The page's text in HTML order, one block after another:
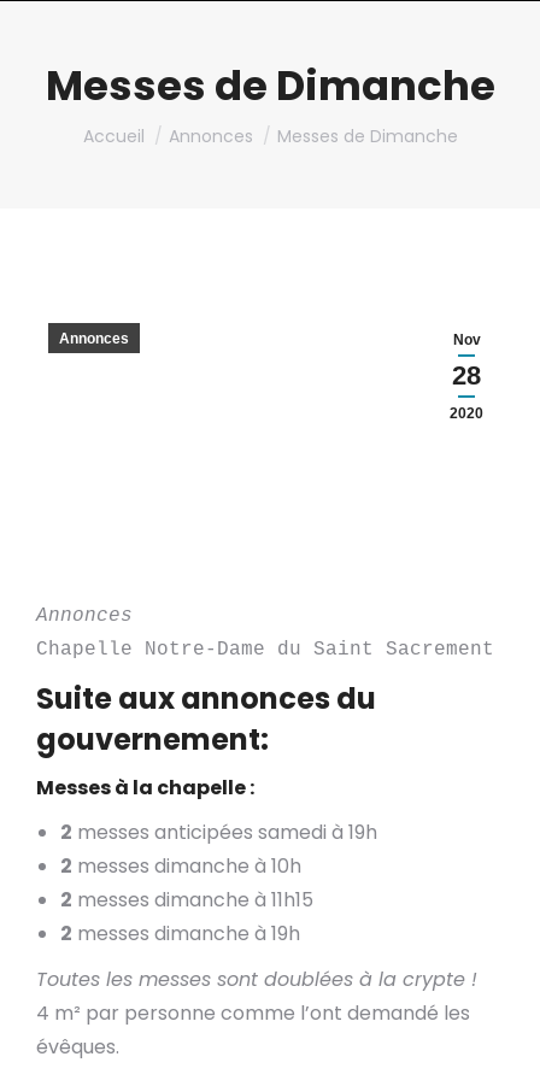
Messes de Dimanche
Vous êtes ici :
Accueil Annonces Messes de Dimanche
Nov
28
2020
Annonces
Annonces
Chapelle Notre-Dame du Saint Sacrement
Suite aux annonces du
gouvernement:
Messes à la chapelle :
2 messes anticipées samedi à 19h
2 messes dimanche à 10h
2 messes dimanche à 11h15
2 messes dimanche à 19h
Toutes les messes sont doublées à la crypte !
4 m² par personne comme l’ont demandé les
évêques.